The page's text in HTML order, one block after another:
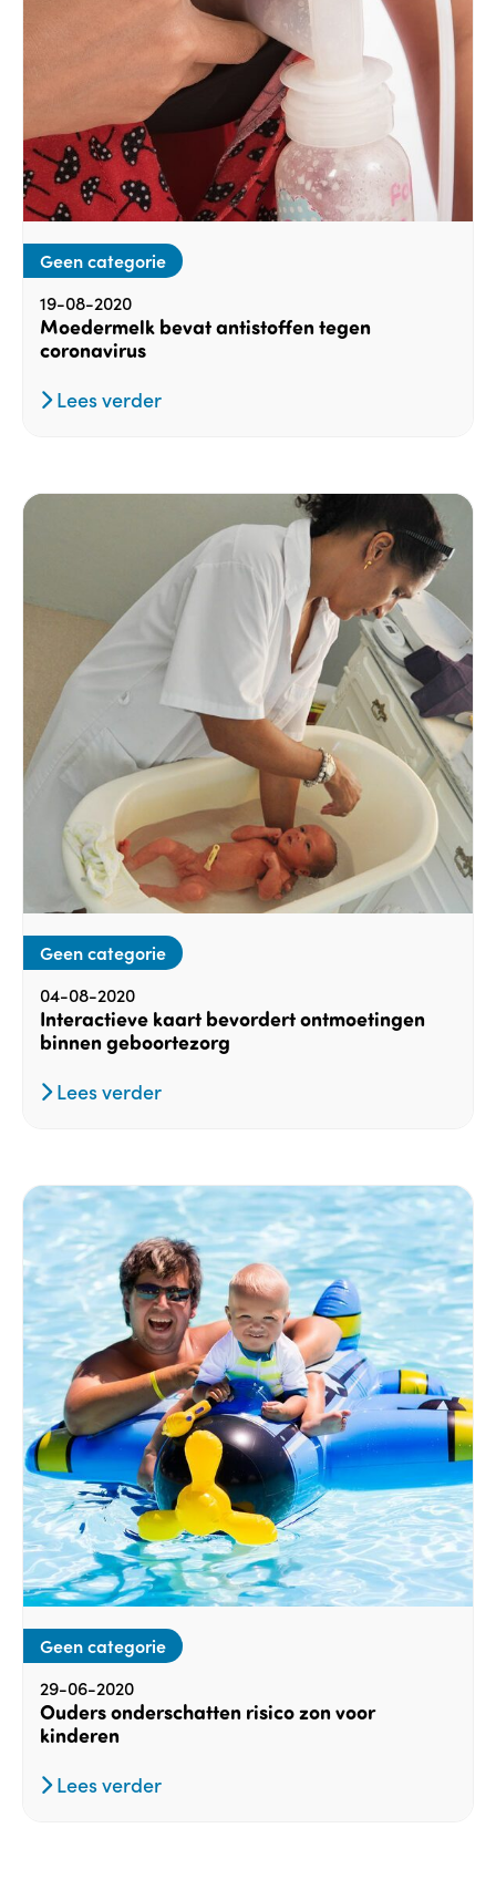
Geen categorie
19-08-2020
Moedermelk bevat antistoffen tegen
coronavirus
Lees verder
Geen categorie
04-08-2020
Interactieve kaart bevordert ontmoetingen
binnen geboortezorg
Lees verder
Geen categorie
29-06-2020
Ouders onderschatten risico zon voor
kinderen
Lees verder